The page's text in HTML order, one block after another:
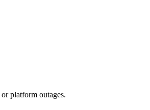
platform outages.